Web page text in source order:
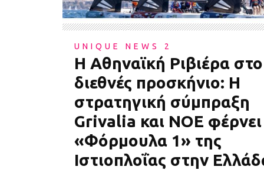
UNIQUE NEWS 2
Η Αθηναϊκή Ριβιέρα στο
διεθνές προσκήνιο: Η
στρατηγική σύμπραξη
Grivalia και ΝΟΕ
«Φόρμουλα 1» της
Ιστιοπλοΐας στην